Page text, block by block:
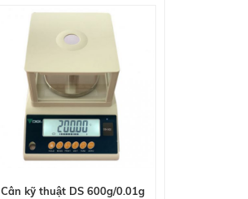
Cân kỹ thuật DS 600g/0.01g